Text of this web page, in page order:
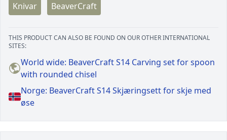
Knivar
BeaverCraft
THIS PRODUCT CAN ALSO BE FOUND ON OUR OTHER INTERNATIONAL
SITES:
World wide: BeaverCraft S14 Carving set for spoon
with rounded chisel
Norge: BeaverCraft S14 Skjæringsett for skje med
øse